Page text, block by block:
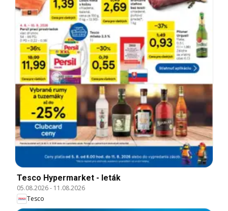
Tesco Hypermarket - leták
05.08.2026- 11.08.2026
Tesco